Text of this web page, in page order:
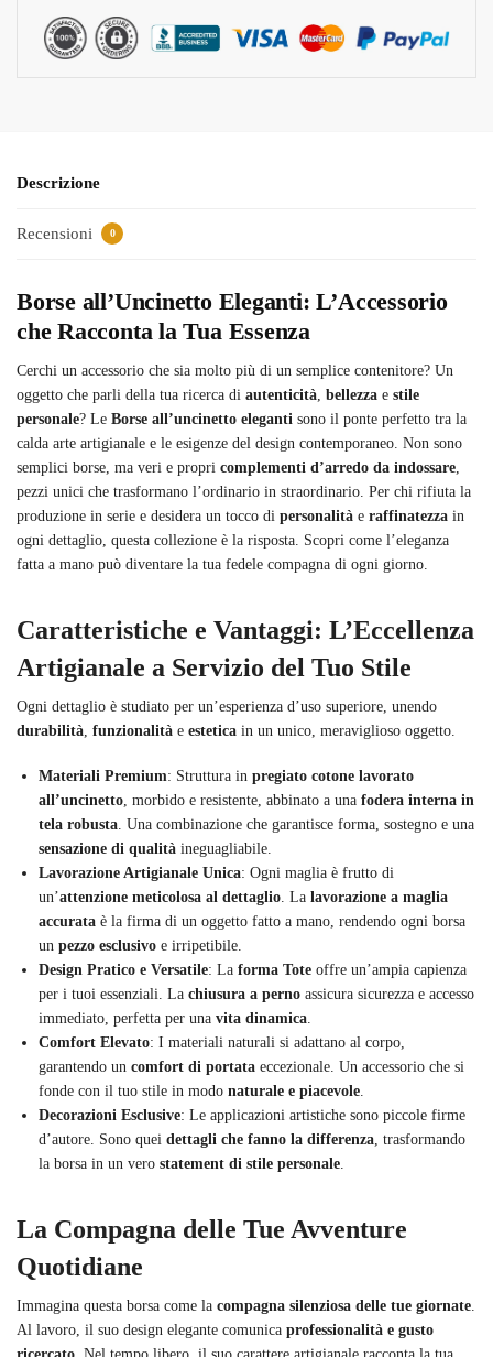
Descrizione
Recensioni 0
Borse all’Uncinetto Eleganti: L’Accessorio
che Racconta la Tua Essenza
Cerchi un accessorio che sia molto più di un semplice contenitore? Un
oggetto che parli della tua ricerca di autenticità bellezza e stile
personale? Le Borse all’uncinetto eleganti sono il ponte perfetto tra la
calda arte artigianale e le esigenze del design contemporaneo. Non sono
semplici borse, ma veri e propri complementi d’arredo da indossare
pezzi unici che trasformano l’ordinario in straordinario. Per chi rifiuta la
produzione in serie e desidera un tocco di personalità e raffinatezza in
ogni dettaglio, questa collezione è la risposta. Scopri come l’eleganza
fatta a mano può diventare la tua fedele compagna di ogni giorno.
Caratteristiche e Vantaggi: L’Eccellenza
Artigianale a Servizio del Tuo Stile
Ogni dettaglio è studiato per un’esperienza d’uso superiore, unendo
durabilità funzionalità e estetica in un unico, meraviglioso oggetto.
Materiali Premium: Struttura in pregiato cotone lavorato
all’uncinetto, morbido e resistente, abbinato a una fodera interna in
tela robusta. Una combinazione che garantisce forma, sostegno e una
sensazione di qualità ineguagliabile.
Lavorazione Artigianale Unica: Ogni maglia è frutto di
un’attenzione meticolosa al dettaglio. La lavorazione a maglia
accurata è la firma di un oggetto fatto a mano, rendendo ogni borsa
un pezzo esclusivo e irripetibile.
Design Pratico e Versatile: La forma Tote offre un’ampia capienza
per i tuoi essenziali. La chiusura a perno assicura sicurezza e accesso
immediato, perfetta per una vita dinamica.
Comfort Elevato: I materiali naturali si adattano al corpo,
garantendo un comfort di portata eccezionale. Un accessorio che si
fonde con il tuo stile in modo naturale e piacevole.
Decorazioni Esclusive: Le applicazioni artistiche sono piccole firme
d’autore. Sono quei dettagli che fanno la differenza, trasformando
la borsa in un vero statement di stile personale.
La Compagna delle Tue Avventure
Quotidiane
Immagina questa borsa come la compagna silenziosa delle tue giornate.
Al lavoro, il suo design elegante comunica professionalità e gusto